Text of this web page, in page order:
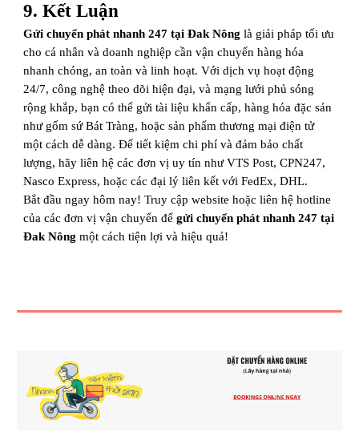
9. Kết Luận
Gửi chuyển phát nhanh 247 tại Đak Nông là giải pháp tối ưu
cho cá nhân và doanh nghiệp cần vận chuyển hàng hóa
nhanh chóng, an toàn và linh hoạt. Với dịch vụ hoạt động
24/7, công nghệ theo dõi hiện đại, và mạng lưới phủ sóng
rộng khắp, bạn có thể gửi tài liệu khẩn cấp, hàng hóa đặc sản
như gốm sứ Bát Tràng, hoặc sản phẩm thương mại điện tử
một cách dễ dàng. Để tiết kiệm chi phí và đảm bảo chất
lượng, hãy liên hệ các đơn vị uy tín như VTS Post, CPN247,
Nasco Express, hoặc các đại lý liên kết với FedEx, DHL.
Bắt đầu ngay hôm nay! Truy cập website hoặc liên hệ hotline
của các đơn vị vận chuyển đểgửi chuyển phát nhanh 247 tại
Đak Nông một cách tiện lợi và hiệu quả!